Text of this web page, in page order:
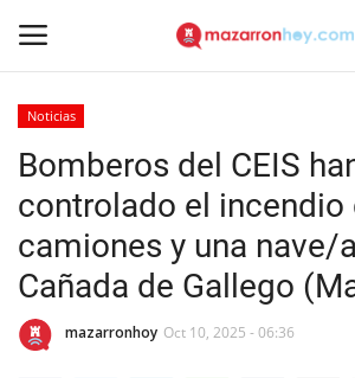
Inicio
Contacto
Noticias
Noticias
Bomberos del CEIS
controlado el incendio
camiones y una nave/
Cañada de Gallego
mazarronhoy Oct 10, 2025 - 06:36